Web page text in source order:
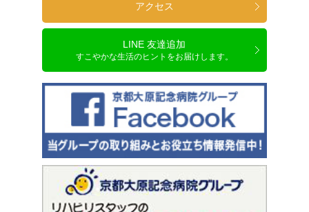
アクセス
LINE 友達追加
すこやかな生活のヒントをお届けします。